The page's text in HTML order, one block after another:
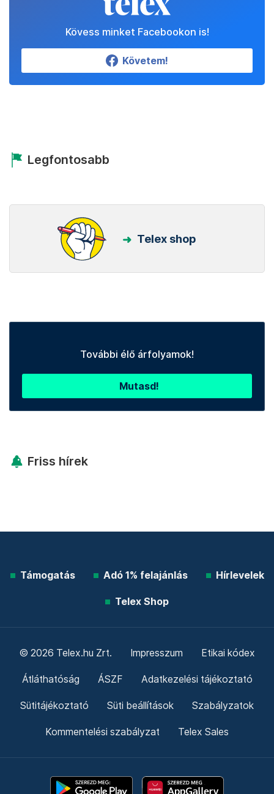
Kövess minket Facebookon is!
Követem!
Legfontosabb
Telex shop
További élő árfolyamok!
Mutasd!
Friss hírek
Támogatás Adó 1% felajánlás Hírlevelek
Telex Shop
© 2026 Telex.hu Zrt. Impresszum Etikai kódex
Átláthatóság ÁSZF Adatkezelési tájékoztató
Sütitájékoztató Süti beállítások Szabályzatok
Kommentelési szabályzat Telex Sales